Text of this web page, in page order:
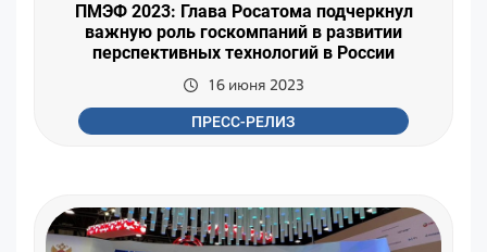
ПМЭФ 2023: Глава Росатома подчеркнул
важную роль госкомпаний в развитии
перспективных технологий в России
16 июня 2023
ПРЕСС-РЕЛИЗ